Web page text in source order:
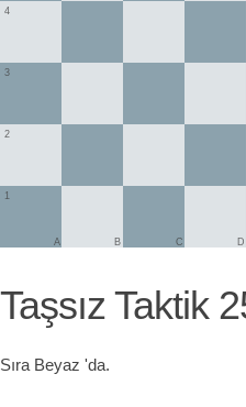
1
2
3
4
A B C D
Taşsız Taktik
Sıra Beyaz 'da.